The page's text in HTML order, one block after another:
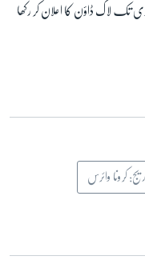
جرمنی کی چانسلر نے 16 دسمبر سے 10 جنوری تک لاک ڈاؤن کا اعلان کر رکھا
کرونا وائرس